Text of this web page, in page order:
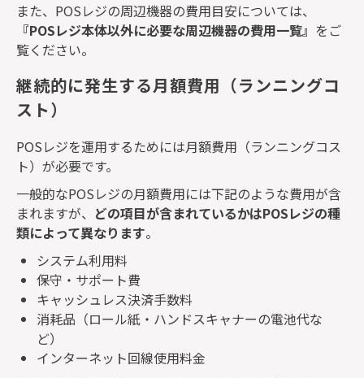
また、 POSレジの周辺機器の費用目安については、
『POSレジ本体以外に必要な周辺機器の費用一覧』 をご
覧ください。
継続的に発生する月額費用（ランニングコ
スト）
POSレジを運用するためには月額費用（ランニングコス
ト）が必要です。
一般的なPOSレジの月額費用には下記のような費用が含
まれますが、 どの項目が含まれているかはPOSレジの種
類によって異なります。
システム利用料
保守・サポート費
キャッシュレス決済手数料
消耗品（ロール紙・ハンドスキャナーの電池代な
ど）
インターネット回線使用料金